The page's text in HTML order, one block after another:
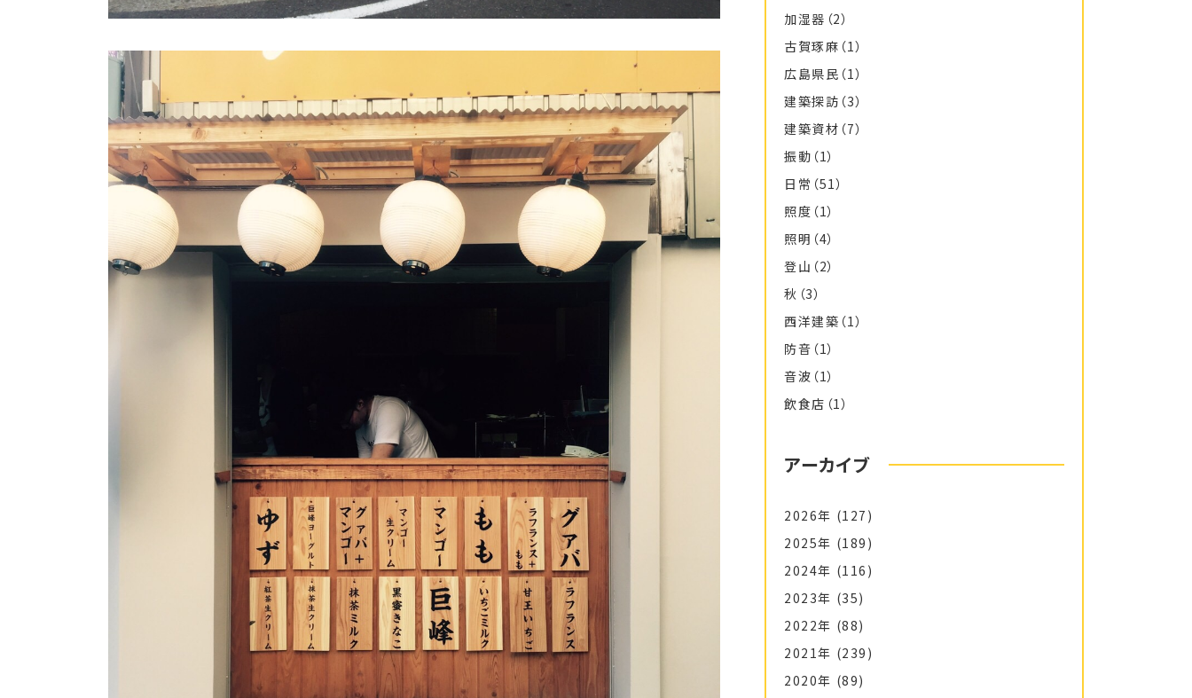
加湿器 （2）
古賀琢麻 （1）
広島県民 （1）
建築探訪 （3）
建築資材 （7）
振動 （1）
日常 （51）
照度 （1）
照明 （4）
登山 （2）
秋 （3）
西洋建築 （1）
防音 （1）
音波 （1）
飲食店 （1）
アーカイブ
2026年 (127)
2025年 (189)
2024年 (116)
2023年 (35)
2022年 (88)
2021年 (239)
2020年 (89)